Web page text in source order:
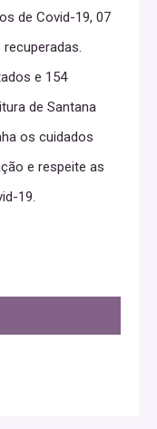
de Covid-19, 07
e 154
de Santana
os cuidados
e respeite as
19.